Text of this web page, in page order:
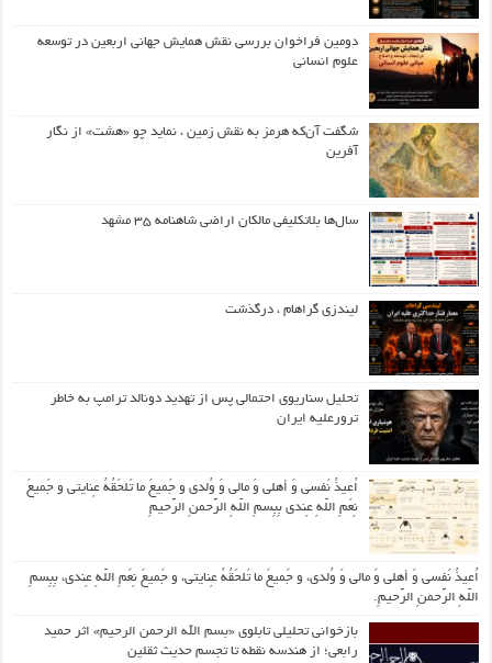
دومین فراخوان بررسی نقش همایش جهانی اربعین در توسعه
علوم انسانی
شگفت آن‌که هرمز به نقش زمین ، نماید چو «هشت» از نگار
آفرین
سال‌ها بلاتکلیفی مالکان اراضی شاهنامه ۳۵ مشهد
لیندزی گراهام ، درگذشت
تحلیل سناریوی احتمالی پس از تهدید دونالد ترامپ به خاطر
ترورعلیه ایران
اُعیذُ نَفسی وَ أهلی وَ مالی وَ وُلدی و جَمیعَ ما تَلحَقُهُ عِنایتی و جَمیعَ
نِعَمِ اللّهِ عِندی بِبِسمِ اللّهِ الرَّحمنِ الرَّحیمِ
اُعیذُ نَفسی وَ أهلی وَ مالی وَ وُلدی، و جَمیعَ ما تَلحَقُهُ عِنایتی، و جَمیعَ نِعَمِ اللّهِ عِندی، بِبِسمِ
اللّهِ الرَّحمنِ الرَّحیمِ.
بازخوانی تحلیلی تابلوی «بسم الله الرحمن الرحیم» اثر حمید
رابعی؛ از هندسه نقطه تا تجسم حدیث ثقلین